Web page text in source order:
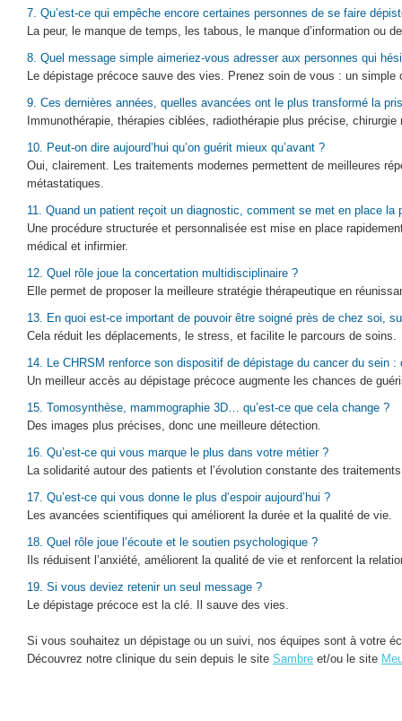
7. Qu’est-ce qui empêche encore certaines personnes de se faire
La peur, le manque de temps, les tabous, le manque d’information ou
8. Quel message simple aimeriez-vous adresser aux personnes qui
Le dépistage précoce sauve des vies. Prenez soin de vous : un simple
9. Ces dernières années, quelles avancées ont le plus transformé la
Immunothérapie, thérapies ciblées, radiothérapie plus précise,
10. Peut-on dire aujourd’hui qu’on guérit mieux qu’avant ?
Oui, clairement. Les traitements modernes permettent de meilleures
métastatiques.
11. Quand un patient reçoit un diagnostic, comment se met en place la
Une procédure structurée et personnalisée est mise en place
médical et infirmier.
12. Quel rôle joue la concertation multidisciplinaire ?
Elle permet de proposer la meilleure stratégie thérapeutique en
13. En quoi est-ce important de pouvoir être soigné près de chez soi,
Cela réduit les déplacements, le stress, et facilite le parcours de soins.
14. Le CHRSM renforce son dispositif de dépistage du cancer du sein :
Un meilleur accès au dépistage précoce augmente les chances de
15. Tomosynthèse, mammographie 3D… qu’est-ce que cela change ?
Des images plus précises, donc une meilleure détection.
16. Qu’est-ce qui vous marque le plus dans votre métier ?
La solidarité autour des patients et l’évolution constante des
17. Qu’est-ce qui vous donne le plus d’espoir aujourd’hui ?
Les avancées scientifiques qui améliorent la durée et la qualité de vie.
18. Quel rôle joue l’écoute et le soutien psychologique ?
Ils réduisent l’anxiété, améliorent la qualité de vie et renforcent la
19. Si vous deviez retenir un seul message ?
Le dépistage précoce est la clé. Il sauve des vies.
Si vous souhaitez un dépistage ou un suivi, nos équipes sont à votre
Découvrez notre clinique du sein depuis le site Sambre et/ou le site